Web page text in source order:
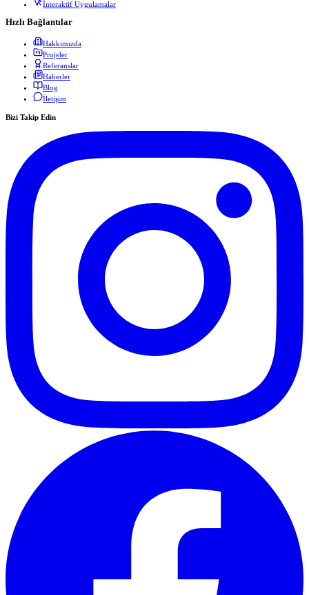
İnteraktif Uygulamalar
Hızlı Bağlantılar
Hakkımızda
Projeler
Referanslar
Haberler
Blog
İletişim
Bizi Takip Edin